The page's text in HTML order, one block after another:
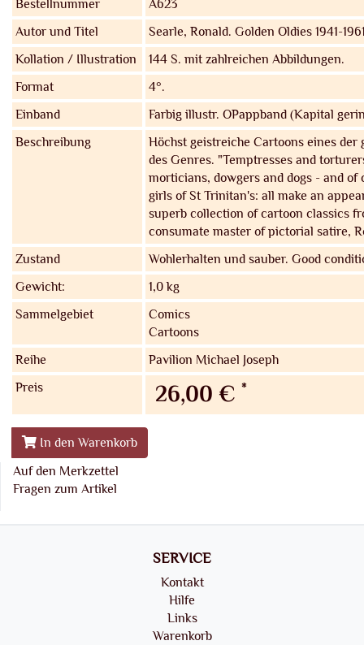
Bestellnummer
A623
Autor und Titel
Searle, Ronald. Golden Oldies 1941-
Kollation / Illustration
144 S. mit zahlreichen Abbildungen.
Format
4°.
Einband
Farbig illustr. OPappband (Kapital
Beschreibung
Höchst geistreiche Cartoons eines der
des Genres. "Temptresses and
morticians, dowgers and dogs - and of
girls of St Trinitan's: all make an
superb collection of cartoon classics
consumate master of pictorial satire,
Zustand
Wohlerhalten und sauber. Good
Gewicht:
1,0 kg
Sammelgebiet
Comics
Cartoons
Reihe
Pavilion Michael Joseph
Preis
26,00 € *
In den Warenkorb
Auf den Merkzettel
Fragen zum Artikel
SERVICE
Kontakt
Hilfe
Links
Warenkorb